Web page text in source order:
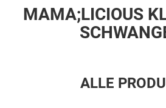
MAMA;LICIOUS
ALLE